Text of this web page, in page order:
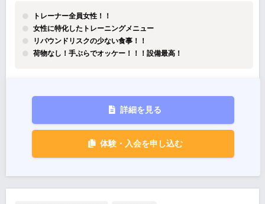
トレーナー全員女性！！
女性に特化したトレーニングメニュー
リバウンドリスクの少ない食事！！
荷物なし！手ぶらでオッケー！！！設備最高！
詳細を見る
体験・入会を申し込む